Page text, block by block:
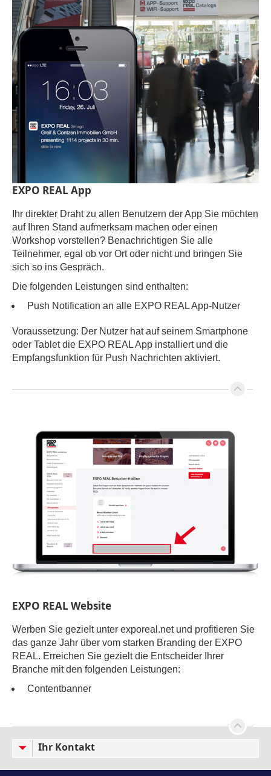
EXPO REAL App
Ihr direkter Draht zu allen Benutzern der App Sie möchten
auf Ihren Stand aufmerksam machen oder einen
Workshop vorstellen? Benachrichtigen Sie alle
Teilnehmer, egal ob vor Ort oder nicht und bringen Sie
sich so ins Gespräch.
Die folgenden Leistungen sind enthalten:
Push Notification an alle EXPO REAL App-Nutzer
Voraussetzung: Der Nutzer hat auf seinem Smartphone
oder Tablet die EXPO REAL App installiert und die
Empfangsfunktion für Push Nachrichten aktiviert.
EXPO REAL Website
Werben Sie gezielt unter exporeal.net und profitieren Sie
das ganze Jahr über vom starken Branding der EXPO
REAL. Erreichen Sie gezielt die Entscheider Ihrer
Branche mit den folgenden Leistungen:
Contentbanner
Ihr Kontakt